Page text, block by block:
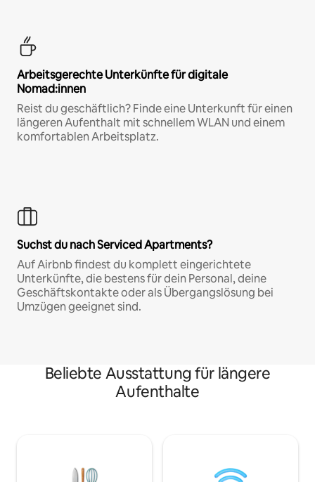
Arbeitsgerechte Unterkünfte für digitale
Nomad:innen
Reist du geschäftlich? Finde eine Unterkunft für einen
längeren Aufenthalt mit schnellem WLAN und einem
komfortablen Arbeitsplatz.
Suchst du nach Serviced Apartments?
Auf Airbnb findest du komplett eingerichtete
Unterkünfte, die bestens für dein Personal, deine
Geschäftskontakte oder als Übergangslösung bei
Umzügen geeignet sind.
Beliebte Ausstattung für längere
Aufenthalte